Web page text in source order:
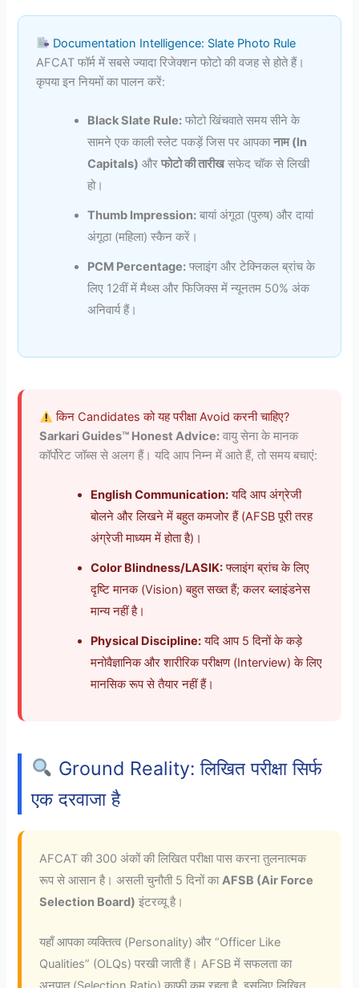
Documentation Intelligence: Slate Photo Rule
AFCAT फॉर्म में सबसे ज्यादा रिजेक्शन फोटो की वजह से होते हैं।
कृपया इन नियमों का पालन करें:
Black Slate Rule: फोटो खिंचवाते समय सीने के
सामने एक काली स्लेट पकड़ें जिस पर आपकानाम (In
Capitals) औरफोटो की तारीखसफेद चॉक से लिखी
हो।
Thumb Impression: बायां अंगूठा (पुरुष) और दायां
अंगूठा (महिला) स्कैन करें।
PCM Percentage: फ्लाइंग और टेक्निकल ब्रांच के
लिए 12वीं में मैथ्स और फिजिक्स में न्यूनतम 50% अंक
अनिवार्य हैं।
किन Candidates को यह परीक्षा Avoid करनी चाहिए?
Sarkari Guides™ Honest Advice: वायु सेना के मानक
कॉर्पोरेट जॉब्स से अलग हैं। यदि आप निम्न में आते हैं, तो समय बचाएं:
English Communication:यदि आप अंग्रेजी
बोलने और लिखने में बहुत कमजोर हैं (AFSB पूरी तरह
अंग्रेजी माध्यम में होता है)।
Color Blindness/LASIK:फ्लाइंग ब्रांच के लिए
दृष्टि मानक (Vision) बहुत सख्त हैं; कलर ब्लाइंडनेस
मान्य नहीं है।
Physical Discipline:यदि आप 5 दिनों के कड़े
मनोवैज्ञानिक और शारीरिक परीक्षण (Interview) के लिए
मानसिक रूप से तैयार नहीं हैं।
Ground Reality: लिखित परीक्षा सिर्फ
एक दरवाजा है
AFCAT की 300 अंकों की लिखित परीक्षा पास करना तुलनात्मक
रूप से आसान है। असली चुनौती 5 दिनों का AFSB (Air Force
Selection Board) इंटरव्यू है।
यहाँ आपका व्यक्तित्व (Personality) और “Officer Like
Qualities” (OLQs) परखी जाती हैं। AFSB में सफलता का